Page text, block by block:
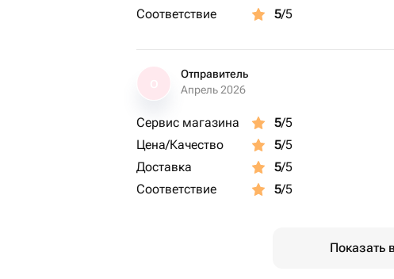
Соответствие
5/5
Отправитель
Апрель 2026
Сервис магазина 5/5
Цена/Качество
5/5
Доставка
5/5
Соответствие
5/5
Показать